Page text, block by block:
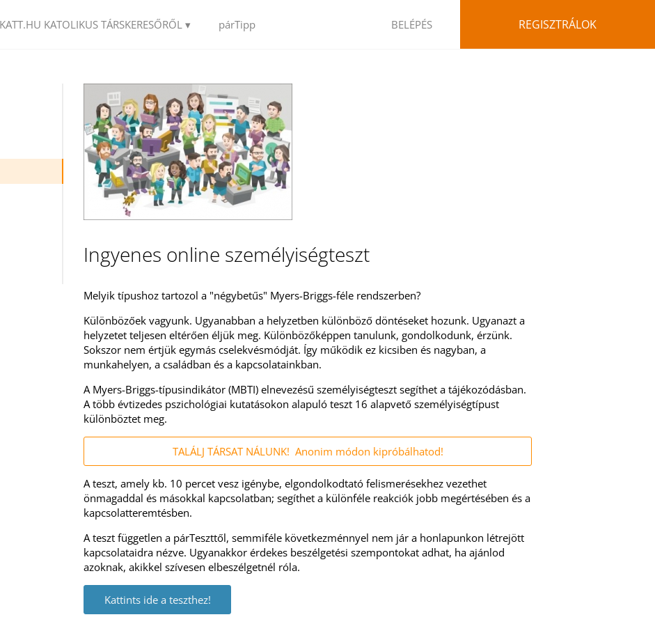
KATOLIKUS TÁRSKERESŐRŐL ▾ párTipp BELÉPÉS REGISZTRÁLOK
Ingyenes online személyiségteszt
Melyik típushoz tartozol a "négybetűs" Myers-Briggs-féle rendszerben?
Különbözőek vagyunk. Ugyanabban a helyzetben különböző döntéseket hozunk. Ugyanazt a
helyzetet teljesen eltérően éljük meg. Különbözőképpen tanulunk, gondolkodunk, érzünk.
Sokszor nem értjük egymás cselekvésmódját. Így működik ez kicsiben és nagyban, a
munkahelyen, a családban és a kapcsolatainkban.
A Myers-Briggs-típusindikátor (MBTI) elnevezésű személyiségteszt segíthet a tájékozódásban.
A több évtizedes pszichológiai kutatásokon alapuló teszt 16 alapvető személyiségtípust
különböztet meg.
TALÁLJ TÁRSAT NÁLUNK! Anonim módon kipróbálhatod!
A teszt, amely kb. 10 percet vesz igénybe, elgondolkodtató felismerésekhez vezethet
önmagaddal és másokkal kapcsolatban; segíthet a különféle reakciók jobb megértésében és a
kapcsolatteremtésben.
A teszt független a párTeszttől, semmiféle következménnyel nem jár a honlapunkon létrejött
kapcsolataidra nézve. Ugyanakkor érdekes beszélgetési szempontokat adhat, ha ajánlod
azoknak, akikkel szívesen elbeszélgetnél róla.
Kattints ide a teszthez!